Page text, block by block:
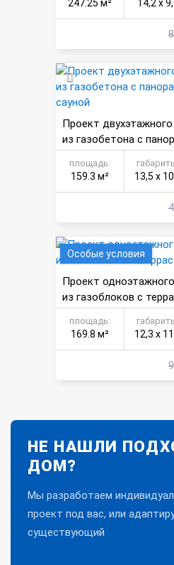
247.25 м² 14,2 х
Проект
из газобетона с
и сауной
площадь:
159.3 м² 13,5 х
Особые условия
Проект
из газоблоков с
площадь:
169.8 м² 12,3 х
НЕ НАШЛИ
ДОМ?
Мы разработаем
проект под вас, или
существующий